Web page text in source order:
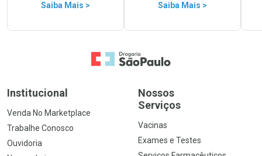
Saiba Mais > Saiba Mais >
Ir para a Home
Institucional
Venda No Marketplace
Trabalhe Conosco
Ouvidoria
Nossos
Serviços
Vacinas
Exames e Testes